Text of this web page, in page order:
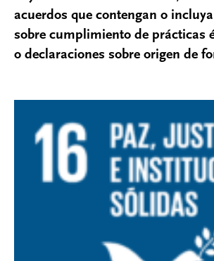
acuerdos que contengan o
sobre cumplimiento de prácticas
o declaraciones sobre origen de